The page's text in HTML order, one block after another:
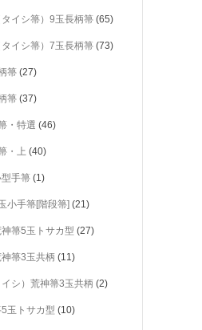
タイシ箒）9玉長柄箒 (65)
タイシ箒）7玉長柄箒 (73)
箒 (27)
箒 (37)
・特選 (46)
・上 (40)
型手箒 (1)
小手箒[階段箒] (21)
箒5玉トサカ型 (27)
箒3玉共柄 (11)
イシ）荒神箒3玉共柄 (2)
玉トサカ型 (10)